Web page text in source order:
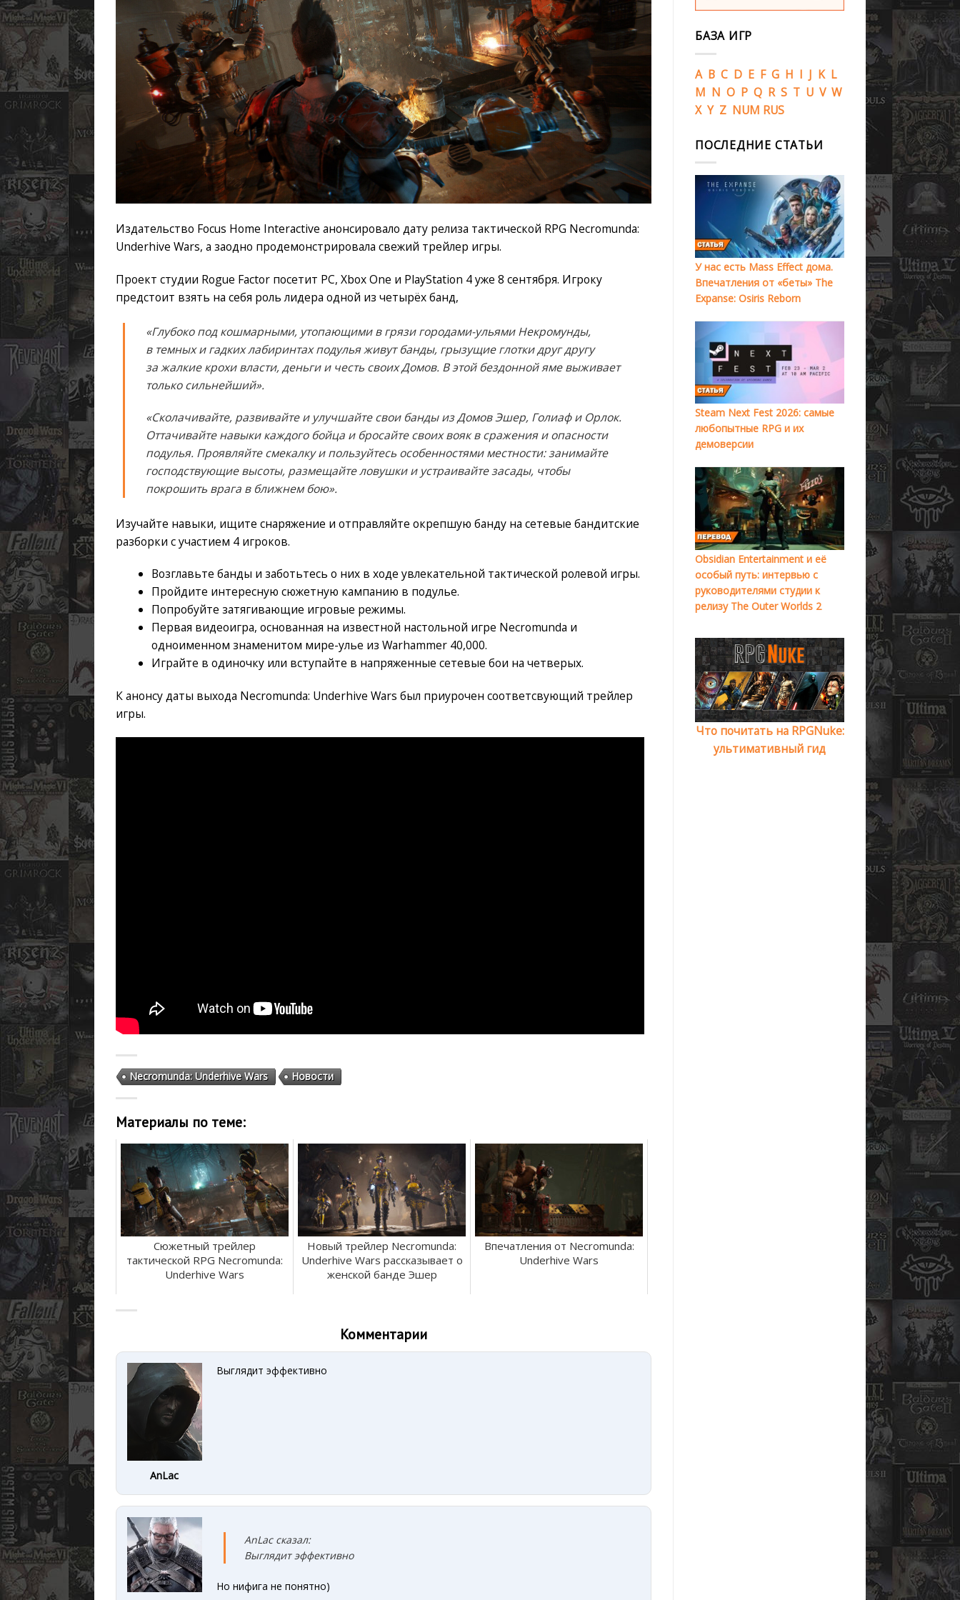
Издательство Focus Home Interactive анонсировало дату релиза тактической RPG Necromunda:
Underhive Wars, а заодно продемонстрировала свежий трейлер игры.
Проект студии Rogue Factor посетит PC, Xbox One и PlayStation 4 уже 8 сентября. Игроку
предстоит взять на себя роль лидера одной из четырёх банд,
«Глубоко под кошмарными, утопающими в грязи городами-ульями Некромунды,
в темных и гадких лабиринтах подулья живут банды, грызущие глотки друг другу
за жалкие крохи власти, деньги и честь своих Домов. В этой бездонной яме выживает
только сильнейший».
«Сколачивайте, развивайте и улучшайте свои банды из Домов Эшер, Голиаф и Орлок.
Оттачивайте навыки каждого бойца и бросайте своих вояк в сражения и опасности
подулья. Проявляйте смекалку и пользуйтесь особенностями местности: занимайте
господствующие высоты, размещайте ловушки и устраивайте засады, чтобы
покрошить врага в ближнем бою».
Изучайте навыки, ищите снаряжение и отправляйте окрепшую банду на сетевые бандитские
разборки с участием 4 игроков.
Возглавьте банды и заботьтесь о них в ходе увлекательной тактической ролевой игры.
Пройдите интересную сюжетную кампанию в подулье.
Попробуйте затягивающие игровые режимы.
Первая видеоигра, основанная на известной настольной игре Necromunda и
одноименном знаменитом мире-улье из Warhammer 40,000.
Играйте в одиночку или вступайте в напряженные сетевые бои на четверых.
К анонсу даты выхода Necromunda: Underhive Wars был приурочен соответсвующий трейлер
игры.
Necromunda: Underhive Wars Новости
Материалы по теме:
Сюжетный трейлер
тактической RPG Necromunda:
Underhive Wars
Новый трейлер Necromunda:
Underhive Wars рассказывает о
женской банде Эшер
Впечатления от Necromunda:
Underhive Wars
Комментарии
AnLac
Выглядит эффективно
AnLac сказал:
Выглядит эффективно
Но нифига не понятно)
БАЗА ИГР
A B C D E F G H I J K L
M N O P Q R S T U V W
X Y Z NUM RUS
ПОСЛЕДНИЕ СТАТЬИ
У нас есть Mass Effect дома.
Впечатления от «беты» The
Expanse: Osiris Reborn
Steam Next Fest 2026: самые
любопытные RPG и их
демоверсии
Obsidian Entertainment и её
особый путь: интервью с
руководителями студии к
релизу The Outer Worlds 2
Что почитать на RPGNuke:
ультимативный гид